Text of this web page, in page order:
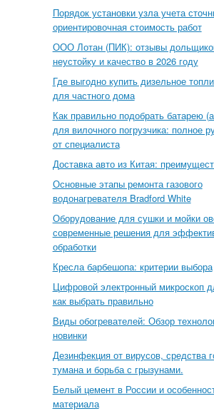
Порядок установки узла учета
ориентировочная стоимость работ
ООО Лотан (ПИК): отзывы
неустойку и качество в 2026 году
Где выгодно купить дизельное
для частного дома
Как правильно подобрать батарею
для вилочного погрузчика: полное
от специалиста
Доставка авто из Китая:
Основные этапы ремонта газового
водонагревателя Bradford White
Оборудование для сушки и мойки
современные решения для
обработки
Кресла барбешопа: критерии выбора
Цифровой электронный микроскоп
как выбрать правильно
Виды обогревателей: Обзор
новинки
Дезинфекция от вирусов, средства
тумана и борьба с грызунами.
Белый цемент в России и
материала